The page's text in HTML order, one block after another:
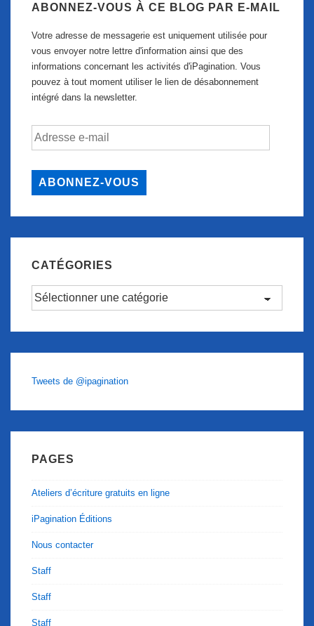
ABONNEZ-VOUS À CE BLOG PAR E-MAIL
Votre adresse de messagerie est uniquement utilisée pour
vous envoyer notre lettre d'information ainsi que des
informations concernant les activités d'iPagination. Vous
pouvez à tout moment utiliser le lien de désabonnement
intégré dans la newsletter.
Adresse
ABONNEZ-VOUS
CATÉGORIES
Catégories
Tweets de @ipagination
PAGES
Ateliers d’écriture gratuits en ligne
iPagination Éditions
Nous contacter
Staff
Staff
Staff